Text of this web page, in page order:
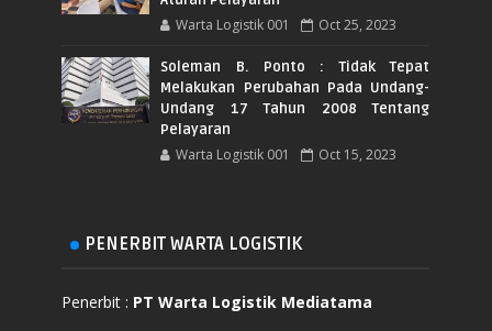
Warta Logistik 001 Oct 25, 2023
Soleman B. Ponto : Tidak Tepat
Melakukan Perubahan Pada Undang-
Undang 17 Tahun 2008 Tentang
Pelayaran
Warta Logistik 001 Oct 15, 2023
PENERBIT WARTA LOGISTIK
Penerbit : PT Warta Logistik Mediatama